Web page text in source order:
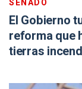
SENADO
El Gobierno
reforma que
tierras